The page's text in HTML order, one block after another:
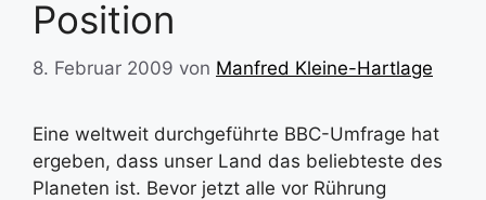
Position
8. Februar 2009 von Manfred Kleine-Hartlage
Eine weltweit durchgeführte BBC-Umfrage hat
ergeben, dass unser Land das beliebteste des
Planeten ist. Bevor jetzt alle vor Rührung